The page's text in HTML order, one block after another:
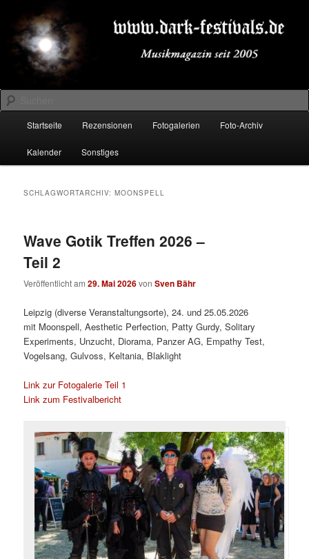
primären
Inhalt
springen
sekundären
Inhalt
springenDARK-FESTIVALS.DE
Suchen
Startseite Rezensionen Fotogalerien Foto-Archiv
Kalender Sonstiges
SCHLAGWORTARCHIV:MOONSPELL
Wave Gotik Treffen 2026 –
Teil 2
Veröffentlicht am29. Mai 2026vonSven Bähr
Leipzig (diverse Veranstaltungsorte), 24. und 25.05.2026
mit Moonspell, Aesthetic Perfection, Patty Gurdy, Solitary
Experiments, Unzucht, Diorama, Panzer AG, Empathy Test,
Vogelsang, Gulvoss, Keltania, Blaklight
Link zur Fotogalerie Teil 1
Link zum Festivalbericht